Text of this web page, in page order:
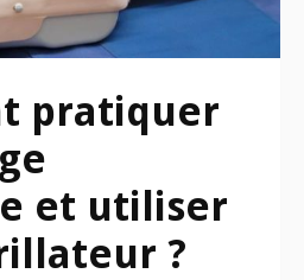
pratiquer
et utiliser
?